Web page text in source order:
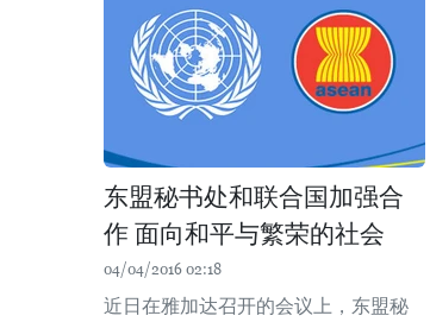
东盟秘书处和联合国加强合
作 面向和平与繁荣的社会
04/04/2016 02:18
近日在雅加达召开的会议上，东盟秘